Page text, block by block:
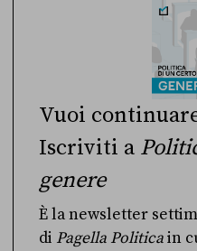
Vuoi
Iscriviti a
genere
È la newsletter
di Pagella Politicain